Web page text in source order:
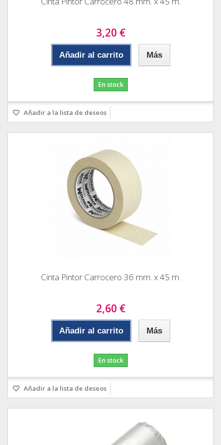
3,20 €
Añadir al carrito Más
En stock
Añadir a la lista de deseos
Cinta Pintor Carrocero 36 mm. x 45 m.
2,60 €
Añadir al carrito Más
En stock
Añadir a la lista de deseos